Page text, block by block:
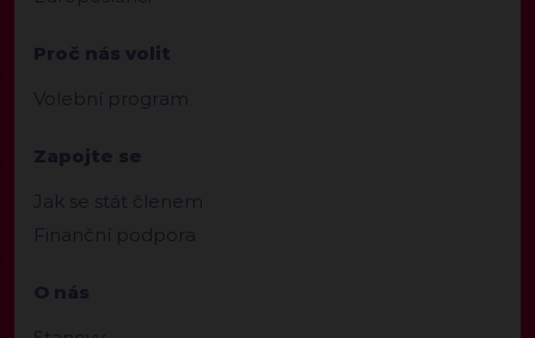
Proč nás volit
Volební program
Zapojte se
Jak se stát členem
Finanční podpora
O nás